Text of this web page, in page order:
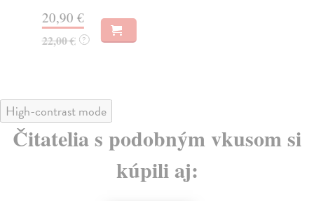
20,90 €
22,00 € ?
High-contrast mode
Čitatelia s podobným vkusom si
kúpili aj: